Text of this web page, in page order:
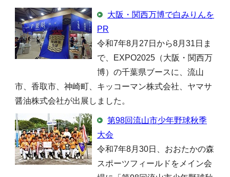
大阪・関西万博で白みりんを
PR
令和7年8月27日から8月31日ま
で、EXPO2025（大阪・関西万
博）の千葉県ブースに、流山
市、香取市、神崎町、キッコーマン株式会社、ヤマサ
醤油株式会社が出展しました。
第98回流山市少年野球秋季
大会
令和7年8月30日、おおたかの森
スポーツフィールドをメイン会